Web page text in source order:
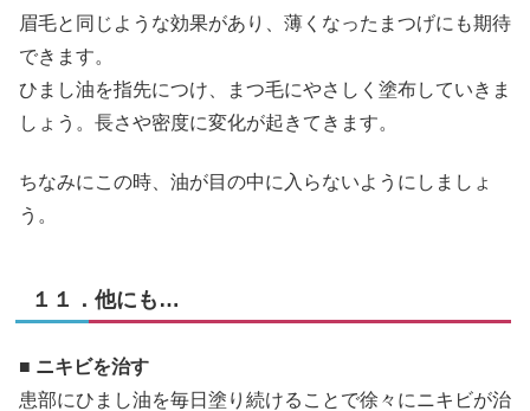
眉毛と同じような効果があり、薄くなったまつげにも期待
できます。
ひまし油を指先につけ、まつ毛にやさしく塗布していきま
しょう。長さや密度に変化が起きてきます。
ちなみにこの時、油が目の中に入らないようにしましょ
う。
１１．他にも…
■ ニキビを治す
患部にひまし油を毎日塗り続けることで徐々にニキビが治